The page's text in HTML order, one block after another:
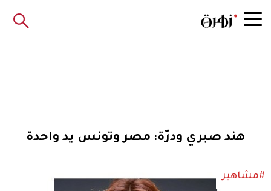
هند صبري ودرّة: مصر وتونس يد واحدة
#مشاهير